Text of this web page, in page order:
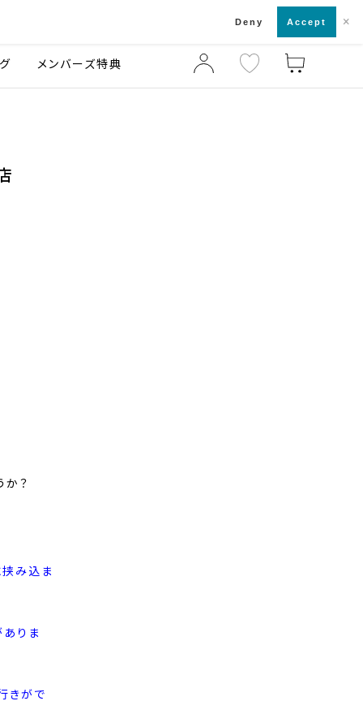
店舗一覧・来店予約
メンバーズ特典
か？
み込ま
りま
きがで
Deny Accept ×